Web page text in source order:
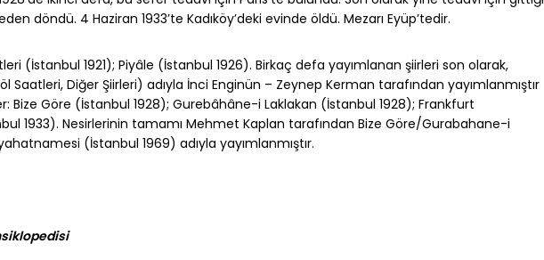
döndü. 4 Haziran 1933’te Kadıköy’deki evinde öldü. Mezarı Eyüp’tedir.
(İstanbul 1921); Piyâle (İstanbul 1926). Birkaç defa yayımlanan şiirleri son olarak,
Saatleri, Diğer Şiirleri) adıyla İnci Enginün – Zeynep Kerman tarafından yayımlanmıştır
Bize Göre (İstanbul 1928); Gurebâhâne-i Laklakan (İstanbul 1928); Frankfurt
1933). Nesirlerinin tamamı Mehmet Kaplan tarafından Bize Göre/Gurabahane-i
(İstanbul 1969) adıyla yayımlanmıştır.